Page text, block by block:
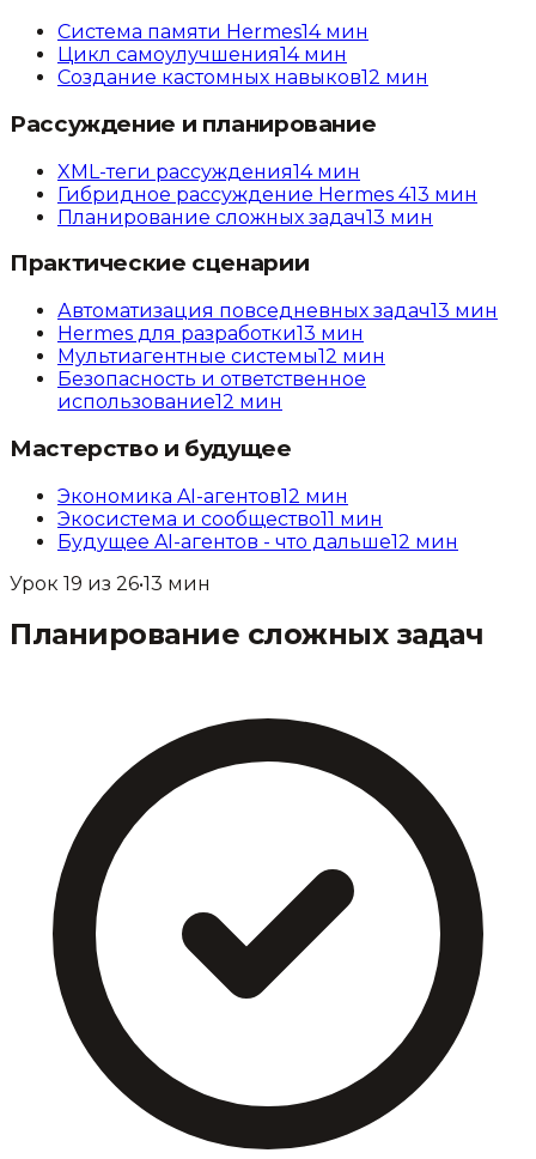
Система памяти Hermes14мин
Цикл самоулучшения14мин
Создание кастомных навыков12 мин
Рассуждение и планирование
XML-теги рассуждения14мин
Гибридное рассуждение Hermes 413 мин
Планирование сложных задач13 мин
Практические сценарии
Автоматизация повседневных задач13 мин
Hermes для разработки13 мин
Мультиагентные системы12 мин
Безопасность и ответственное
использование12 мин
Мастерство и будущее
Экономика AI-агентов12 мин
Экосистема и сообщество11 мин
Будущее AI-агентов - что дальше12 мин
Урок 19 из 26•13 мин
Планирование сложных задач